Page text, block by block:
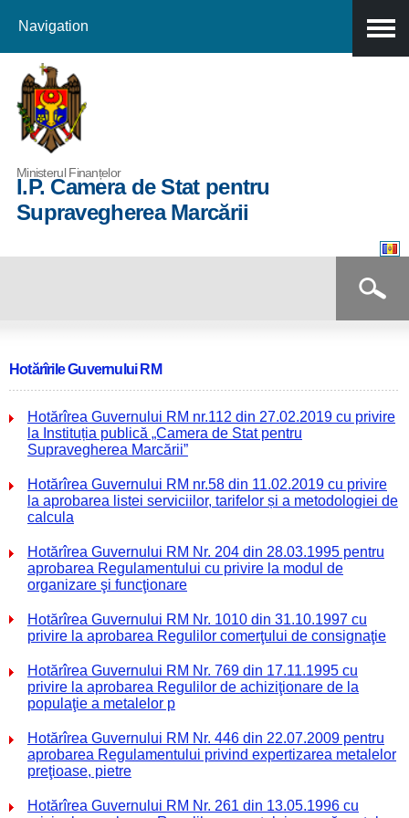
Navigation
Ministerul Finanțelor
I.P. Camera de Stat pentru
Supravegherea Marcării
Hotărîrile Guvernului RM
Hotărîrea Guvernului RM nr.112 din 27.02.2019 cu privire
la Instituția publică „Camera de Stat pentru
Supravegherea Marcării”
Hotărîrea Guvernului RM nr.58 din 11.02.2019 cu privire
la aprobarea listei serviciilor, tarifelor și a metodologiei de
calcula
Hotărîrea Guvernului RM Nr. 204 din 28.03.1995 pentru
aprobarea Regulamentului cu privire la modul de
organizare şi funcţionare
Hotărîrea Guvernului RM Nr. 1010 din 31.10.1997 cu
privire la aprobarea Regulilor comerţului de consignaţie
Hotărîrea Guvernului RM Nr. 769 din 17.11.1995 cu
privire la aprobarea Regulilor de achiziţionare de la
populaţie a metalelor p
Hotărîrea Guvernului RM Nr. 446 din 22.07.2009 pentru
aprobarea Regulamentului privind expertizarea metalelor
preţioase, pietre
Hotărîrea Guvernului RM Nr. 261 din 13.05.1996 cu